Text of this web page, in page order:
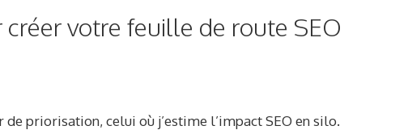
créer votre feuille de route SEO
de priorisation, celui où j’estime l’impact SEO en silo.